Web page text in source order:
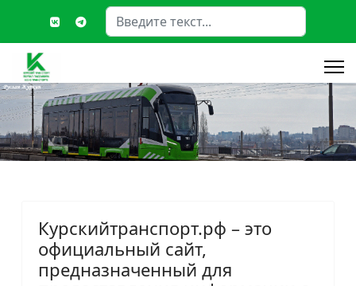
Поиск
Type 2 or more characters
Курскийтранспорт.рф – это
официальный сайт,
предназначенный для